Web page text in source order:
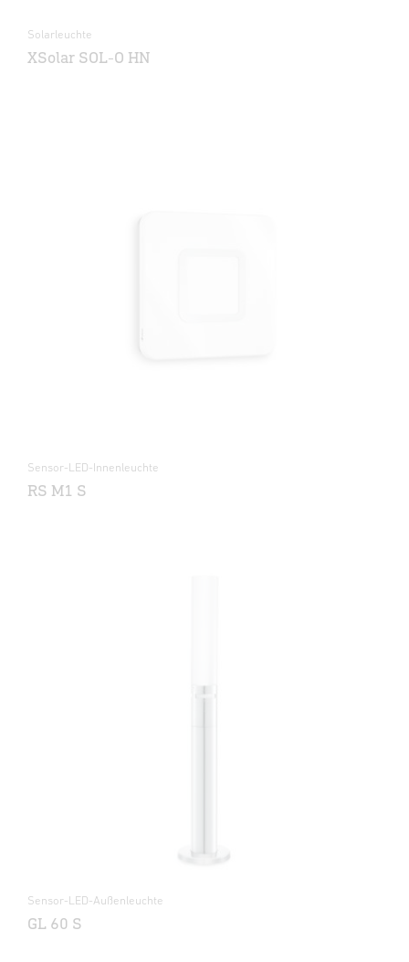
Solarleuchte
XSolar SOL-O HN
Sensor-LED-Innenleuchte
RS M1 S
Sensor-LED-Außenleuchte
GL 60 S